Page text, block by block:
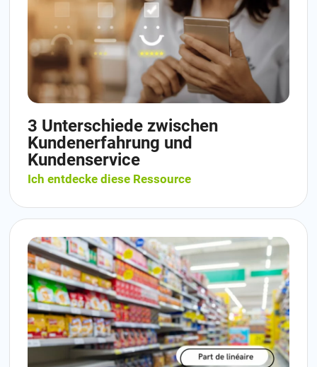
3 Unterschiede zwischen
Kundenerfahrung und
Kundenservice
Ich entdecke diese Ressource